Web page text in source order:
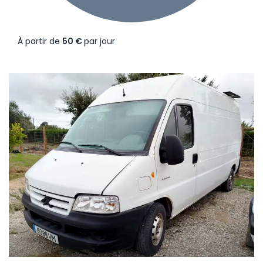
À partir de 50 €par jour